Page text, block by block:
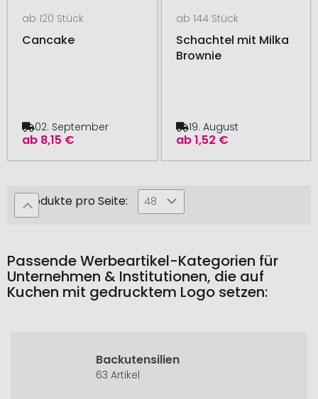
ab 120 Stück
Cancake
ab 8,15 €
02. September
ab 144 Stück
Schachtel mit Milka
Brownie
ab1,52 €
19. August
Produkte pro Seite: 48
Passende Werbeartikel-Kategorien für
Unternehmen & Institutionen, die auf
Kuchen mit gedrucktem Logo setzen:
Backutensilien
63 Artikel